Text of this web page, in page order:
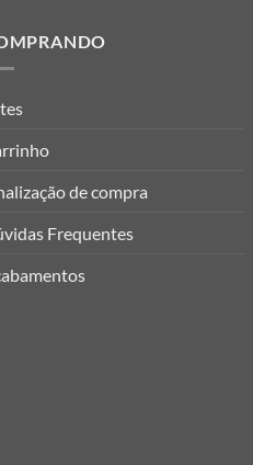
de compra
Frequentes